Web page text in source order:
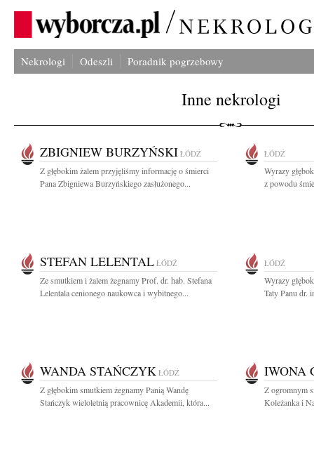
Nekrologi Odeszli Poradnik pogrzebowy
Inne nekrologi
ZBIGNIEW BURZYŃSKI ŁÓDŹ
Z głębokim żalem przyjęliśmy informację o śmierci
Pana Zbigniewa Burzyńskiego zasłużonego...
ŁÓDŹ
Wyrazy
z powodu
STEFAN LELENTAL ŁÓDŹ
Ze smutkiem i żalem żegnamy Prof. dr. hab. Stefana
Lelentala cenionego naukowca i wybitnego...
ŁÓDŹ
Wyrazy
Taty Panu dr.
WANDA STAŃCZYK ŁÓDŹ
Z głębokim smutkiem żegnamy Panią Wandę
Stańczyk wieloletnią pracownicę Akademii, która...
IWONA
Z ogromnym
Koleżanka i